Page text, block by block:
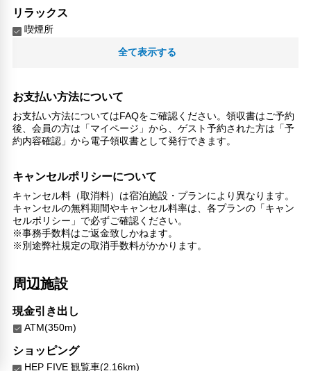
リラックス
喫煙所
館内施設・便利なサービス
ランドリーサービス
バリアフリー対応
バリアフリー設備
対応言語
英語
日本語
その他サービス
24時間フロント対応
セーフティボックス（フロント）
24時間セキュリティ
コンタクトレス チェックイン/チェックアウト
医師/看護師 オンコール待機
コインランドリー
全て表示する
お支払い方法について
お支払い方法についてはFAQをご確認ください。領収書はご予約
後、会員の方は「マイページ」から、ゲスト予約された方は「予
約内容確認」から電子領収書として発行できます。
キャンセルポリシーについて
キャンセル料（取消料）は宿泊施設・プランにより異なります。
キャンセルの無料期間やキャンセル料率は、各プランの「キャン
セルポリシー」で必ずご確認ください。
※事務手数料はご返金致しかねます。
※別途弊社規定の取消手数料がかかります。
周辺施設
現金引き出し
ATM(350m)
ショッピング
HEP FIVE 観覧車(2.16km)